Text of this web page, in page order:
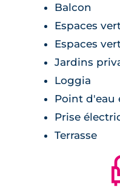
Balcon
Espaces
Espaces
Jardins
Loggia
Point d'eau
Prise
Terrasse